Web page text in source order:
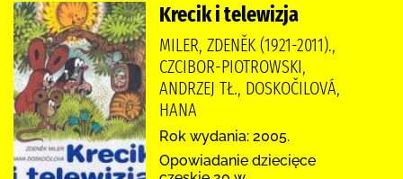
Krecik i telewizja
MILER, ZDENĚK (1921-2011).,
CZCIBOR-PIOTROWSKI,
ANDRZEJ TŁ., DOSKOČILOVÁ,
HANA
Rok wydania: 2005.
Opowiadanie dziecięce